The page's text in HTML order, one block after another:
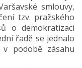
smlouvy,
tzv. pražského
o demokratizaci
řadě se jednalo
podobě zásahu